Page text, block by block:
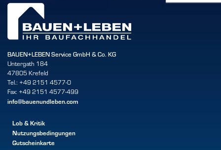
BAUEN+LEBEN Service GmbH & Co. KG
Untergath 184
47805 Krefeld
Tel.: +49 2151 4577-0
Fax: +49 2151 4577-499
info@bauenundleben.com
Lob & Kritik
Nutzungsbedingungen
Gutscheinkarte